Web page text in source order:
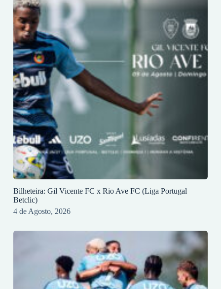
Bilheteira: Gil Vicente FC x Rio Ave FC (Liga Portugal
Betclic)
4 de Agosto, 2026